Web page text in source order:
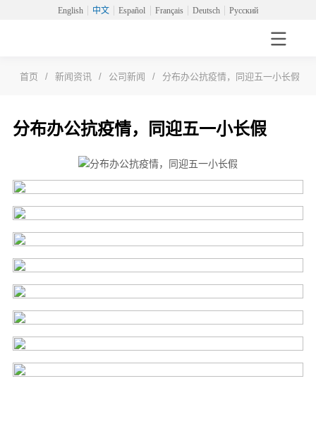
English 中文 Español Français Deutsch Русский
首页 / 新闻资讯 / 公司新闻 / 分布办公抗疫情，同迎五一小长假
分布办公抗疫情，同迎五一小长假